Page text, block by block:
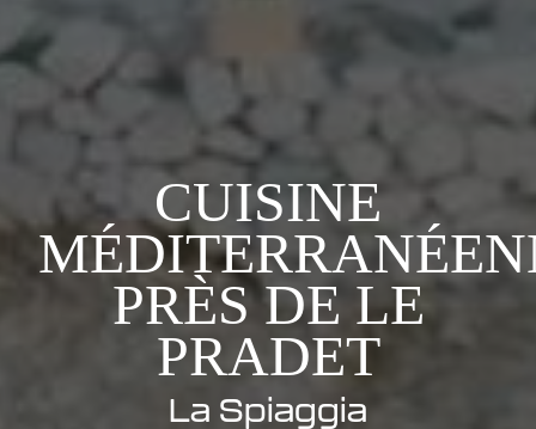
CUISINE
PRÈS DE LE
PRADET
La Spiaggia